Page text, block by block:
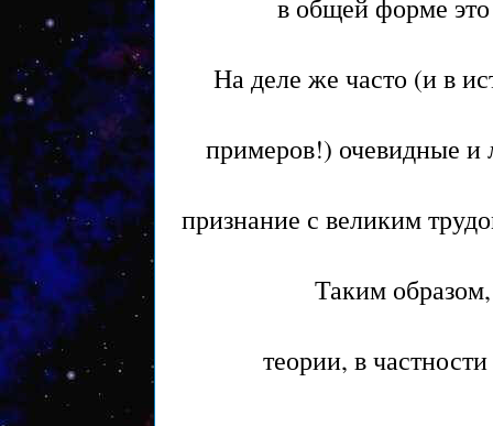
в общей форме
На деле же часто (и в
примеров!) очевидные и
признание с великим
Таким
теории, в